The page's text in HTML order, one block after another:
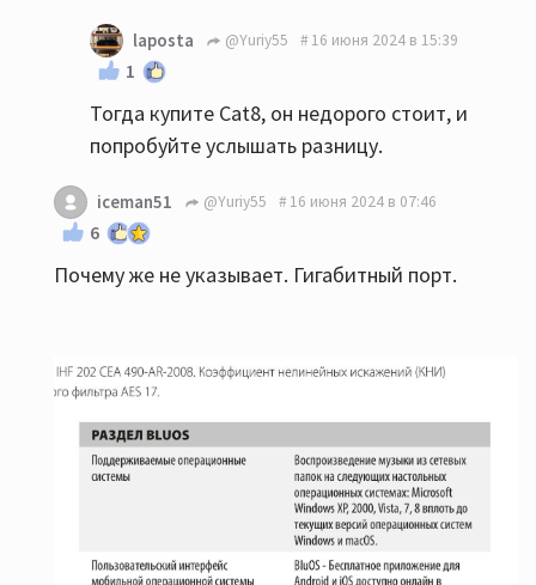
laposta @Yuriy55 16 июня 2024 в 15:39
1
Тогда купите Cat8, он недорого стоит, и
попробуйте услышать разницу.
iceman51 @Yuriy55 16 июня 2024 в 07:46
6
Почему же не указывает. Гигабитный порт.